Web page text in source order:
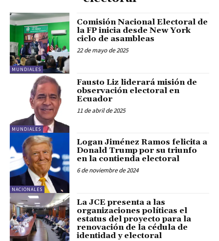
MUNDIALES
Comisión Nacional Electoral de
la FP inicia desde New York
ciclo de asambleas
22 de mayo de 2025
MUNDIALES
Fausto Liz liderará misión de
observación electoral en
Ecuador
11 de abril de 2025
NACIONALES
Logan Jiménez Ramos felicita a
Donald Trump por su triunfo
en la contienda electoral
6 de noviembre de 2024
La JCE presenta a las
organizaciones políticas el
estatus del proyecto para la
renovación de la cédula de
identidad y electoral